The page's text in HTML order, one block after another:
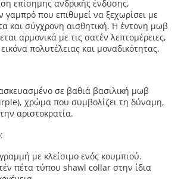
επίσημης ανδρικής ένδυσης,
γαμπρό που επιθυμεί να ξεχωρίσει με
και σύγχρονη αισθητική. Η έντονη μωβ
αρμονικά με τις σατέν λεπτομέρειες,
πολυτέλειας και μοναδικότητας.
σε βαθιά βασιλική μωβ
χρώμα που συμβολίζει τη δύναμη,
αριστοκρατία.
με κλείσιμο ενός κουμπιού.
πέτα τύπου shawl collar στην ίδια